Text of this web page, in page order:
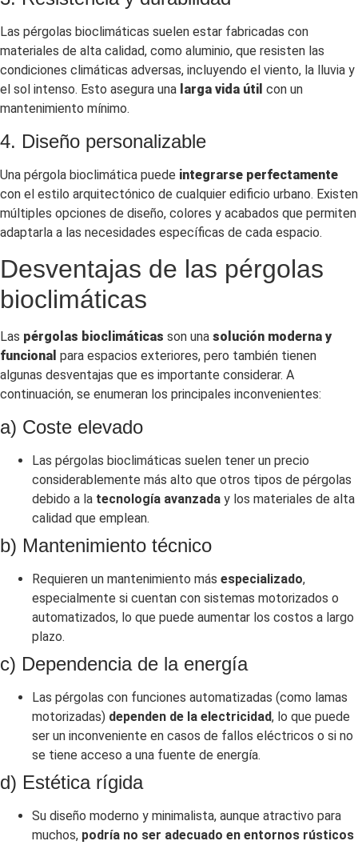
Las pérgolas bioclimáticas suelen estar fabricadas con
materiales de alta calidad, como aluminio, que resisten las
condiciones climáticas adversas, incluyendo el viento, la lluvia y
el sol intenso. Esto asegura una larga vida útil con un
mantenimiento mínimo.
4. Diseño personalizable
Una pérgola bioclimática puede integrarse perfectamente
con el estilo arquitectónico de cualquier edificio urbano. Existen
múltiples opciones de diseño, colores y acabados que permiten
adaptarla a las necesidades específicas de cada espacio.
Desventajas de las pérgolas
bioclimáticas
Las pérgolas bioclimáticas son una solución moderna y
funcional para espacios exteriores, pero también tienen
algunas desventajas que es importante considerar. A
continuación, se enumeran los principales inconvenientes:
a) Coste elevado
Las pérgolas bioclimáticas suelen tener un precio
considerablemente más alto que otros tipos de pérgolas
debido a la tecnología avanzada y los materiales de alta
calidad que emplean.
b) Mantenimiento técnico
Requieren un mantenimiento más especializado,
especialmente si cuentan con sistemas motorizados o
automatizados, lo que puede aumentar los costos a largo
plazo.
c) Dependencia de la energía
Las pérgolas con funciones automatizadas (como lamas
motorizadas) dependen de la electricidad, lo que puede
ser un inconveniente en casos de fallos eléctricos o si no
se tiene acceso a una fuente de energía.
d) Estética rígida
Su diseño moderno y minimalista, aunque atractivo para
muchos, podría no ser adecuado en entornos rústicos